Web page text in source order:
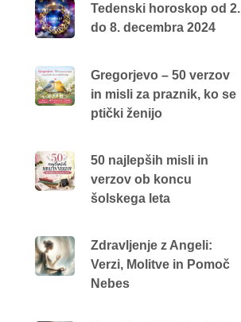
Tedenski horoskop od 2.
do 8. decembra 2024
Gregorjevo – 50 verzov
in misli za praznik, ko se
ptički ženijo
50 najlepših misli in
verzov ob koncu
šolskega leta
Zdravljenje z Angeli:
Verzi, Molitve in Pomoč
Nebes